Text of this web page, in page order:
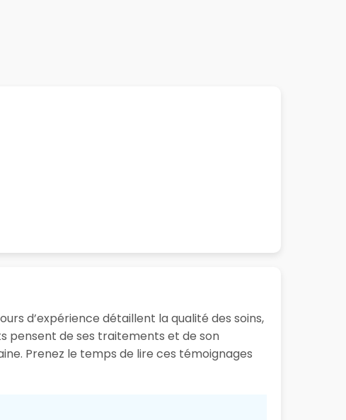
d’expérience détaillent la qualité des soins,
pensent de ses traitements et de son
Prenez le temps de lire ces témoignages